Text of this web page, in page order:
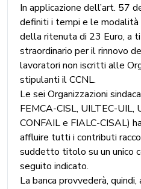
In applicazione dell’art. 57
definiti i tempi e le
della ritenuta di 23 Euro, a
straordinario per il rinnovo
lavoratori non iscritti alle
stipulanti il CCNL.
Le sei Organizzazioni
FEMCA-CISL, UILTEC-UIL,
CONFAIL e FIALC-CISAL)
affluire tutti i contributi
suddetto titolo su un unico
seguito indicato.
La banca provvederà,